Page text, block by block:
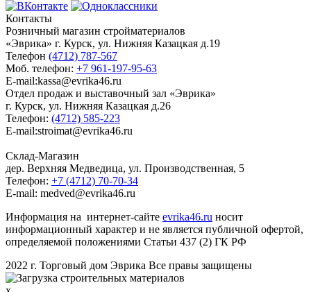
Контакты
Розничный магазин стройматериалов
«Эврика» г. Курск, ул. Нижняя Казацкая д.19
Телефон (4712) 787-567
Моб. телефон: +7 961-197-95-63
E-mail:kassa@evrika46.ru
Отдел продаж и выставочный зал «Эврика»
г. Курск, ул. Нижняя Казацкая д.26
Телефон: (4712) 585-223
E-mail:stroimat@evrika46.ru
Склад-Магазин
дер. Верхняя Медведица, ул. Производственная, 5
Телефон: +7 (4712) 70-70-34
E-mail: medved@evrika46.ru
Информация на интернет-сайте evrika46.ru носит
информационный характер и не является публичной офертой,
определяемой положениями Статьи 437 (2) ГК РФ
2022 г. Торговый дом Эврика Все правы защищены